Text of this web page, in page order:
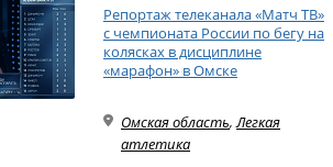
Репортаж телеканала «Матч ТВ»
с чемпионата России по бегу на
колясках в дисциплине
«марафон» в Омске
Омская область,Легкая
атлетика